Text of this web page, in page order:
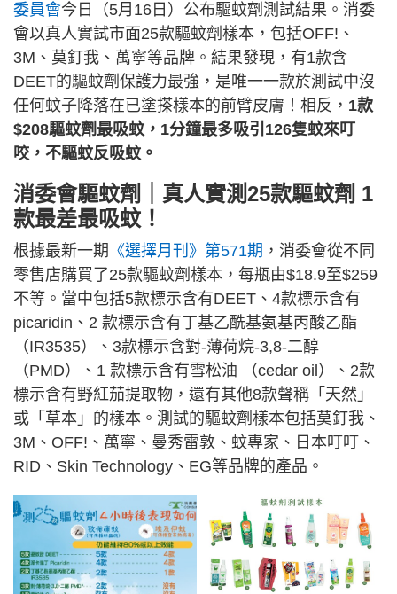
委員會今日（5月16日）公布驅蚊劑測試結果。消委
會以真人實試市面25款驅蚊劑樣本，包括OFF!、
3M、莫釘我、萬寧等品牌。結果發現，有1款含
DEET的驅蚊劑保護力最強，是唯一一款於測試中沒
任何蚊子降落在已塗搽樣本的前臂皮膚！相反， 1款
$208驅蚊劑最吸蚊，1分鐘最多吸引126隻蚊來叮
咬，不驅蚊反吸蚊。
消委會驅蚊劑｜真人實測25款驅蚊劑 1
款最差最吸蚊！
根據最新一期 《選擇月刊》第571期 ，消委會從不同
零售店購買了25款驅蚊劑樣本，每瓶由$18.9至$259
不等。當中包括5款標示含有DEET、4款標示含有
picaridin、2 款標示含有丁基乙酰基氨基丙酸乙酯
（IR3535）、3款標示含對-薄荷烷-3,8-二醇
（PMD）、1 款標示含有雪松油 （cedar oil）、2款
標示含有野紅茄提取物，還有其他8款聲稱「天然」
或「草本」的樣本。測試的驅蚊劑樣本包括莫釘我、
3M、OFF!、萬寧、曼秀雷敦、蚊專家、日本叮叮、
RID、Skin Technology、EG等品牌的產品。